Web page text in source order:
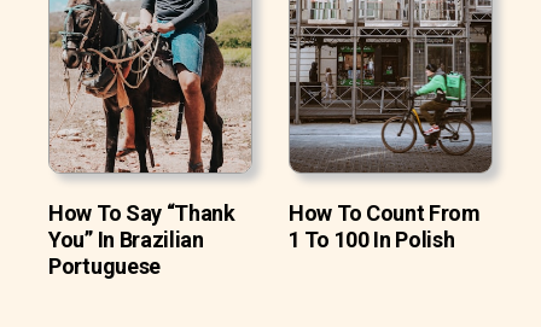
How To Say “Thank
You” In Brazilian
Portuguese
How To Count From
1 To 100 In Polish